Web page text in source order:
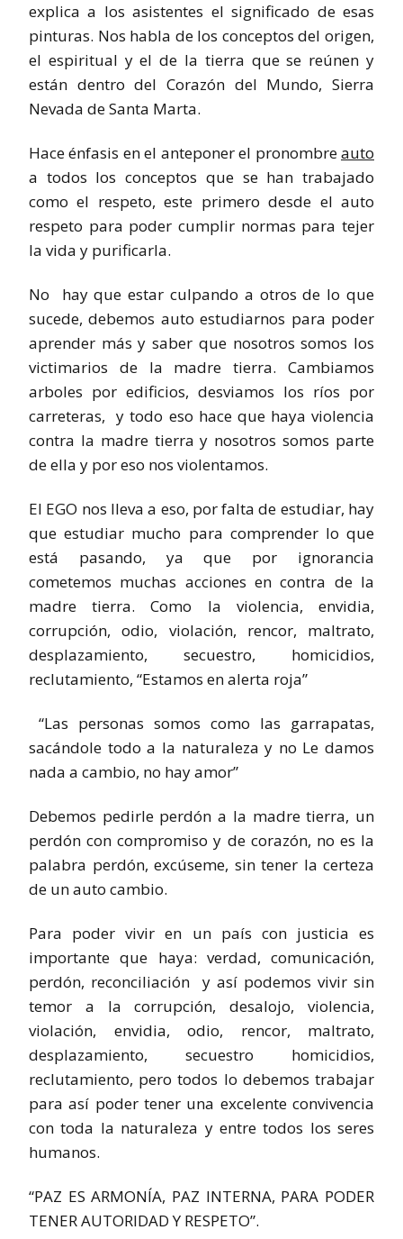
explica a los asistentes el significado de esas
pinturas. Nos habla de los conceptos del origen,
el espiritual y el de la tierra que se reúnen y
están dentro del Corazón del Mundo, Sierra
Nevada de Santa Marta.
Hace énfasis en el anteponer el pronombreauto
a todos los conceptos que se han trabajado
como el respeto, este primero desde el auto
respeto para poder cumplir normas para tejer
la vida y purificarla.
No hay que estar culpando a otros de lo que
sucede, debemos auto estudiarnos para poder
aprender más y saber que nosotros somos los
victimarios de la madre tierra. Cambiamos
arboles por edificios, desviamos los ríos por
carreteras, y todo eso hace que haya violencia
contra la madre tierra y nosotros somos parte
de ella y por eso nos violentamos.
El EGO nos lleva a eso, por falta de estudiar, hay
que estudiar mucho para comprender lo que
está pasando, ya que por ignorancia
cometemos muchas acciones en contra de la
madre tierra. Como la violencia, envidia,
corrupción, odio, violación, rencor, maltrato,
desplazamiento, secuestro, homicidios,
reclutamiento, “Estamos en alerta roja”
“Las personas somos como las garrapatas,
sacándole todo a la naturaleza y no Le damos
nada a cambio, no hay amor”
Debemos pedirle perdón a la madre tierra, un
perdón con compromiso y de corazón, no es la
palabra perdón, excúseme, sin tener la certeza
de un auto cambio.
Para poder vivir en un país con justicia es
importante que haya: verdad, comunicación,
perdón, reconciliación y así podemos vivir sin
temor a la corrupción, desalojo, violencia,
violación, envidia, odio, rencor, maltrato,
desplazamiento, secuestro homicidios,
reclutamiento, pero todos lo debemos trabajar
para así poder tener una excelente convivencia
con toda la naturaleza y entre todos los seres
humanos.
“PAZ ES ARMONÍA, PAZ INTERNA, PARA PODER
TENER AUTORIDAD Y RESPETO”.